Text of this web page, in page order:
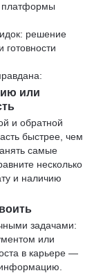
платформы
решение
или
и обратной
быстрее, чем
самые
несколько
и наличию
задачами:
или
в карьере —